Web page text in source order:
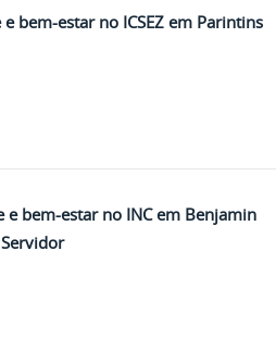
bem-estar no ICSEZ em Parintins
e bem-estar no INC em Benjamin